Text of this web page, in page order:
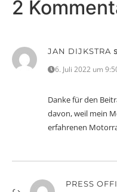
2
JAN DIJKSTRA
6. Juli 2022 um
Danke für den
davon, weil mein
erfahrenen
PRESS